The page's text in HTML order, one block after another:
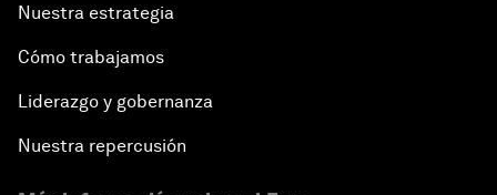
Nuestra estrategia
Cómo trabajamos
Liderazgo y gobernanza
Nuestra repercusión